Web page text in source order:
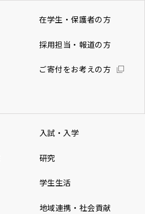
在学生・保護者の方
採用担当・報道の方
ご寄付をお考えの方
入試・入学
研究
学生生活
地域連携・社会貢献